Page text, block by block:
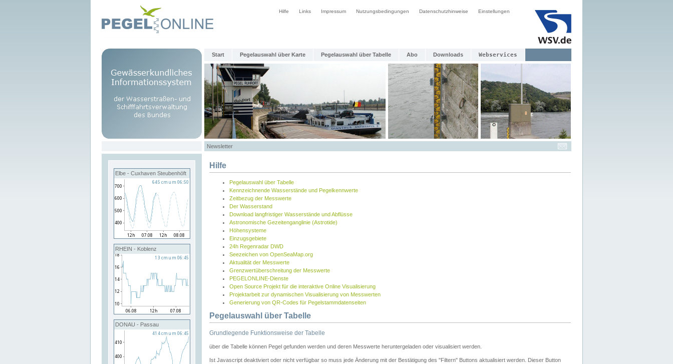
Hilfe Links Impressum Nutzungsbedingungen Datenschutzhinweise Einstellungen
Start Pegelauswahl über Karte Pegelauswahl über Tabelle Abo Downloads Webservices
Newsletter
Elbe - Cuxhaven Steubenhöft
RHEIN - Koblenz
DONAU - Passau
Hilfe
Pegelauswahl über Tabelle
Kennzeichnende Wasserstände und Pegelkennwerte
Zeitbezug der Messwerte
Der Wasserstand
Download langfristiger Wasserstände und Abflüsse
Astronomische Gezeitenganglinie (Astrotide)
Höhensysteme
Einzugsgebiete
24h Regenradar DWD
Seezeichen von OpenSeaMap.org
Aktualität der Messwerte
Grenzwertüberschreitung der Messwerte
PEGELONLINE-Dienste
Open Source Projekt für die interaktive Online Visualisierung
Projektarbeit zur dynamischen Visualisierung von Messwerten
Generierung von QR-Codes für Pegelstammdatenseiten
Pegelauswahl über Tabelle
Grundlegende Funktionsweise der Tabelle
über die Tabelle können Pegel gefunden werden und deren Messwerte heruntergeladen oder visualisiert werden.
Ist Javascript deaktiviert oder nicht verfügbar so muss jede Änderung mit der Bestätigung des "Filtern" Buttons aktualisiert werden. Dieser Button